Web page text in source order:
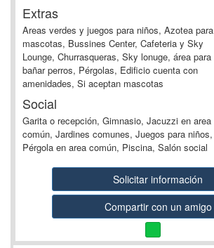
Extras
Areas verdes y juegos para niños, Azotea para
mascotas, Bussines Center, Cafeteria y Sky
Lounge, Churrasqueras, Sky lonuge, área para
bañar perros, Pérgolas, Edificio cuenta con
amenidades, Si aceptan mascotas
Social
Garita o recepción, Gimnasio, Jacuzzi en area
común, Jardines comunes, Juegos para niños,
Pérgola en area común, Piscina, Salón social
Solicitar información
Compartir con un amigo